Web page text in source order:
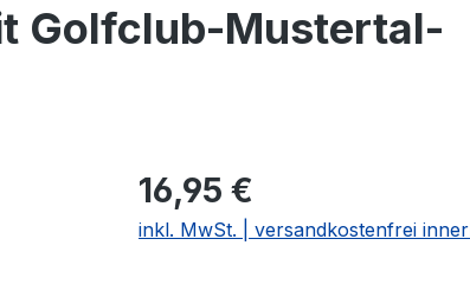
Golfclub-Mustertal-
16,95 €
inkl. MwSt. | versandkostenfrei